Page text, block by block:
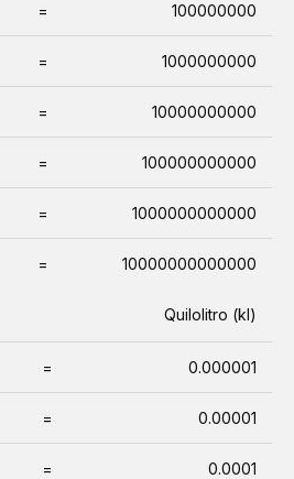
= 100000000
= 1000000000
= 10000000000
= 100000000000
= 1000000000000
= 10000000000000
Quilolitro (kl)
= 0.000001
= 0.00001
= 0.0001